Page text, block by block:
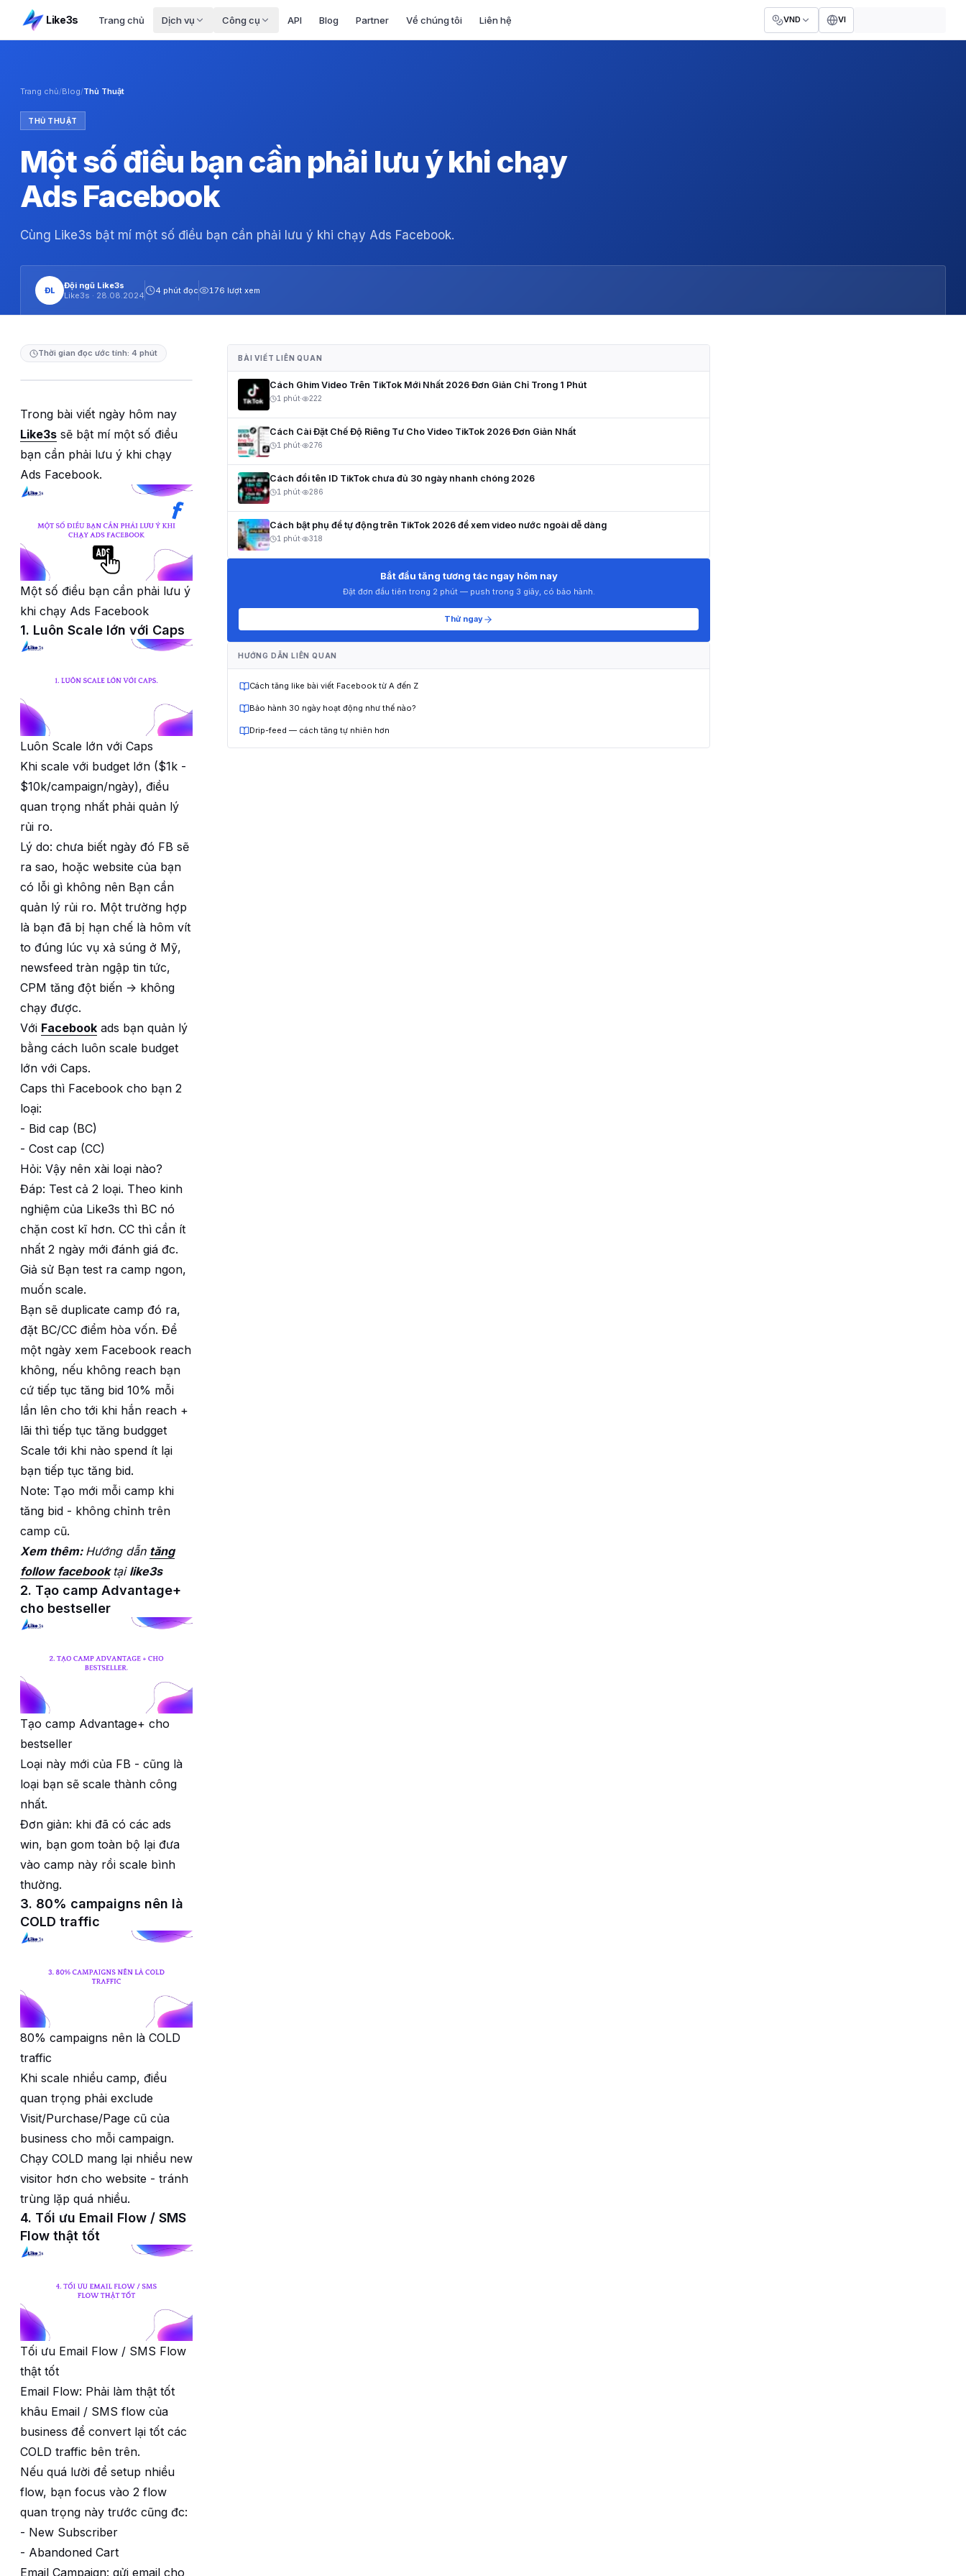
Like3s Trang chủ Dịch vụ Công cụ API Blog Partner Về chúng tôi Liên hệ VND VI
Trang chủ/Blog/Thủ Thuật
THỦ THUẬT
Một số điều bạn cần phải lưu ý khi chạy
Ads Facebook
Cùng Like3s bật mí một số điều bạn cần phải lưu ý khi chạy Ads Facebook.
ĐL
Đội ngũ Like3s
Like3s · 28.08.2024
4 phút đọc 176 lượt xem
Thời gian đọc ước tính: 4 phút
Trong bài viết ngày hôm nay
Like3s sẽ bật mí một số điều
bạn cần phải lưu ý khi chạy
Ads Facebook.
Một số điều bạn cần phải lưu ý
khi chạy Ads Facebook
1. Luôn Scale lớn với Caps
Luôn Scale lớn với Caps
Khi scale với budget lớn ($1k -
$10k/campaign/ngày), điều
quan trọng nhất phải quản lý
rủi ro.
Lý do: chưa biết ngày đó FB sẽ
ra sao, hoặc website của bạn
có lỗi gì không nên Bạn cần
quản lý rủi ro. Một trường hợp
là bạn đã bị hạn chế là hôm vít
to đúng lúc vụ xả súng ở Mỹ,
newsfeed tràn ngập tin tức,
CPM tăng đột biến -> không
chạy được.
Với Facebook ads bạn quản lý
bằng cách luôn scale budget
lớn với Caps.
Caps thì Facebook cho bạn 2
loại:
- Bid cap (BC)
- Cost cap (CC)
Hỏi: Vậy nên xài loại nào?
Đáp: Test cả 2 loại. Theo kinh
nghiệm của Like3s thì BC nó
chặn cost kĩ hơn. CC thì cần ít
nhất 2 ngày mới đánh giá đc.
Giả sử Bạn test ra camp ngon,
muốn scale.
Bạn sẽ duplicate camp đó ra,
đặt BC/CC điểm hòa vốn. Để
một ngày xem Facebook reach
không, nếu không reach bạn
cứ tiếp tục tăng bid 10% mỗi
lần lên cho tới khi hắn reach +
lãi thì tiếp tục tăng budgget
Scale tới khi nào spend ít lại
bạn tiếp tục tăng bid.
Note: Tạo mới mỗi camp khi
tăng bid - không chỉnh trên
camp cũ.
Xem thêm: Hướng dẫn tăng
follow facebook tại like3s
2. Tạo camp Advantage+
cho bestseller
Tạo camp Advantage+ cho
bestseller
Loại này mới của FB - cũng là
loại bạn sẽ scale thành công
nhất.
Đơn giản: khi đã có các ads
win, bạn gom toàn bộ lại đưa
vào camp này rồi scale bình
thường.
3. 80% campaigns nên là
COLD traffic
80% campaigns nên là COLD
traffic
Khi scale nhiều camp, điều
quan trọng phải exclude
Visit/Purchase/Page cũ của
business cho mỗi campaign.
Chạy COLD mang lại nhiều new
visitor hơn cho website - tránh
trùng lặp quá nhiều.
4. Tối ưu Email Flow / SMS
Flow thật tốt
Tối ưu Email Flow / SMS Flow
thật tốt
Email Flow: Phải làm thật tốt
khâu Email / SMS flow của
business để convert lại tốt các
COLD traffic bên trên.
Nếu quá lười để setup nhiều
flow, bạn focus vào 2 flow
quan trọng này trước cũng đc:
- New Subscriber
- Abandoned Cart
Email Campaign: gửi email cho
BÀI VIẾT LIÊN QUAN
Cách Ghim Video Trên TikTok Mới Nhất 2026 Đơn Giản Chỉ Trong 1 Phút
1 phút· 222
Cách Cài Đặt Chế Độ Riêng Tư Cho Video TikTok 2026 Đơn Giản Nhất
1 phút· 276
Cách đổi tên ID TikTok chưa đủ 30 ngày nhanh chóng 2026
1 phút· 286
Cách bật phụ đề tự động trên TikTok 2026 để xem video nước ngoài dễ dàng
1 phút· 318
Bắt đầu tăng tương tác ngay hôm nay
Đặt đơn đầu tiên trong 2 phút — push trong 3 giây, có bảo hành.
Thử ngay
HƯỚNG DẪN LIÊN QUAN
Cách tăng like bài viết Facebook từ A đến Z
Bảo hành 30 ngày hoạt động như thế nào?
Drip-feed — cách tăng tự nhiên hơn